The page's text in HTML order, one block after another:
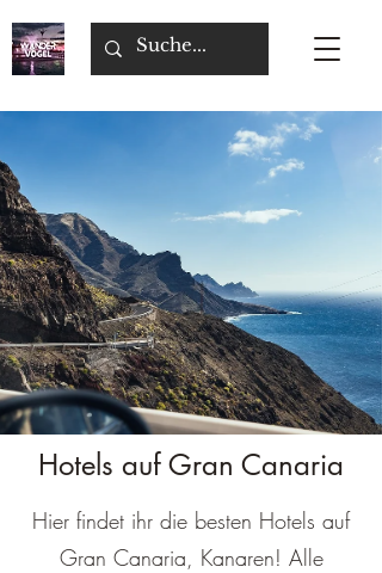
Hotels auf Gran Canaria
Hier findet ihr die besten Hotels auf
Gran Canaria, Kanaren! Alle